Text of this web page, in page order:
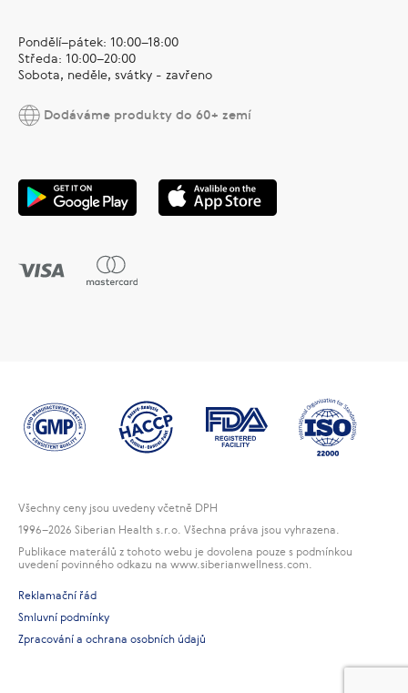
Pondělí–pátek: 10:00–18:00
Středa: 10:00–20:00
Sobota, neděle, svátky - zavřeno
Dodáváme produkty do 60+ zemí
Všechny ceny jsou uvedeny včetně DPH
1996–2026 Siberian Health s.r.o. Všechna práva jsou vyhrazena.
Publikace materálů z tohoto webu je dovolena pouze s podmínkou
uvedení povinného odkazu na www.siberianwellness.com.
Reklamační řád
Smluvní podmínky
Zpracování a ochrana osobních údajů